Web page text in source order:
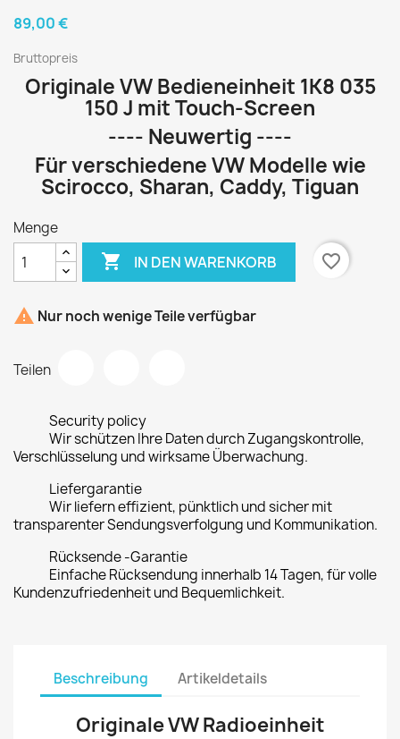
89,00 €
Bruttopreis
Originale VW Bedieneinheit 1K8 035
150 J mit Touch-Screen
---- Neuwertig ----
Für verschiedene VW Modelle wie
Scirocco, Sharan, Caddy, Tiguan
Menge
 IN DEN WARENKORB favorite_border
 Nur noch wenige Teile verfügbar
Teilen
Security policy
Wir schützen Ihre Daten durch Zugangskontrolle,
Verschlüsselung und wirksame Überwachung.
Liefergarantie
Wir liefern effizient, pünktlich und sicher mit
transparenter Sendungsverfolgung und Kommunikation.
Rücksende -Garantie
Einfache Rücksendung innerhalb 14 Tagen, für volle
Kundenzufriedenheit und Bequemlichkeit.
Beschreibung Artikeldetails
Originale VW Radioeinheit